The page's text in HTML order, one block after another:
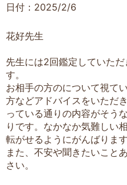
日付：2025/2/6
花好先生
先生には2回鑑定していた
す。
お相手の方のについて視て
方などアドバイスをいただ
っている通りの内容がそう
りです。なかなか気難しい
転がせるようにがんばります
また、不安や聞きたいこと
さい。